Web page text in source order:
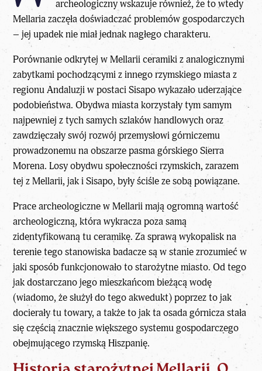
archeologiczny wskazuje również, że to wtedy
Mellaria zaczęła doświadczać problemów gospodarczych
– jej upadek nie miał jednak nagłego charakteru.
Porównanie odkrytej w Mellarii ceramiki z analogicznymi
zabytkami pochodzącymi z innego rzymskiego miasta z
regionu Andaluzji w postaci Sisapo wykazało uderzające
podobieństwa. Obydwa miasta korzystały tym samym
najpewniej z tych samych szlaków handlowych oraz
zawdzięczały swój rozwój przemysłowi górniczemu
prowadzonemu na obszarze pasma górskiego Sierra
Morena. Losy obydwu społeczności rzymskich, zarazem
tej z Mellarii, jak i Sisapo, były ściśle ze sobą powiązane.
Prace archeologiczne w Mellarii mają ogromną wartość
archeologiczną, która wykracza poza samą
zidentyfikowaną tu ceramikę. Za sprawą wykopalisk na
terenie tego stanowiska badacze są w stanie zrozumieć w
jaki sposób funkcjonowało to starożytne miasto. Od tego
jak dostarczano jego mieszkańcom bieżącą wodę
(wiadomo, że służył do tego akwedukt) poprzez to jak
docierały tu towary, a także to jak ta osada górnicza stała
się częścią znacznie większego systemu gospodarczego
obejmującego rzymską Hiszpanię.